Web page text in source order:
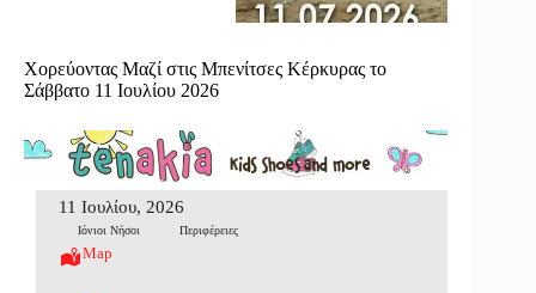
Χορεύοντας Μαζί στις Μπενίτσες Κέρκυρας το
Σάββατο 11 Ιουλίου 2026
11 Ιουλίου, 2026
Ιόνιοι Νήσοι Περιφέρειες
Map